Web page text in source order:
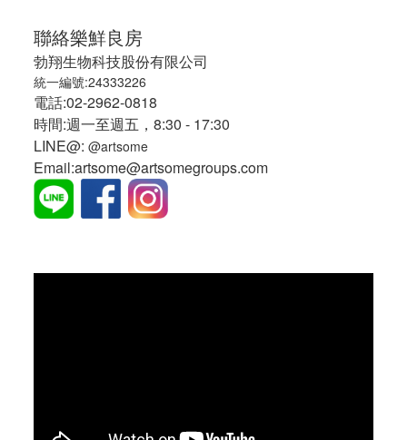
聯絡樂鮮良房
勃翔生物科技股份有限公司
統一編號:24333226
電話:02-2962-0818
時間:週一至週五，8:30 - 17:30
LINE@: @artsome
Email:artsome@artsomegroups.com